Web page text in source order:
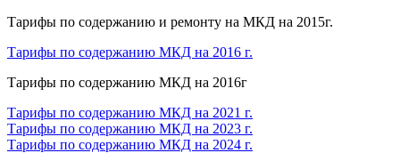
Тарифы по содержанию и ремонту на МКД на 2015г.
Тарифы по содержанию МКД на 2016 г.
Тарифы по содержанию МКД на 2016г
Тарифы по содержанию МКД на 2021 г.
Тарифы по содержанию МКД на 2023 г.
Тарифы по содержанию МКД на 2024 г.